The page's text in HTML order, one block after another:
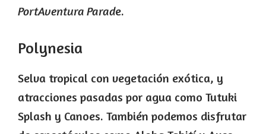
PortAventura Parade.
Polynesia
Selva tropical con vegetación exótica, y
atracciones pasadas por agua como Tutuki
Splash y Canoes. También podemos disfrutar